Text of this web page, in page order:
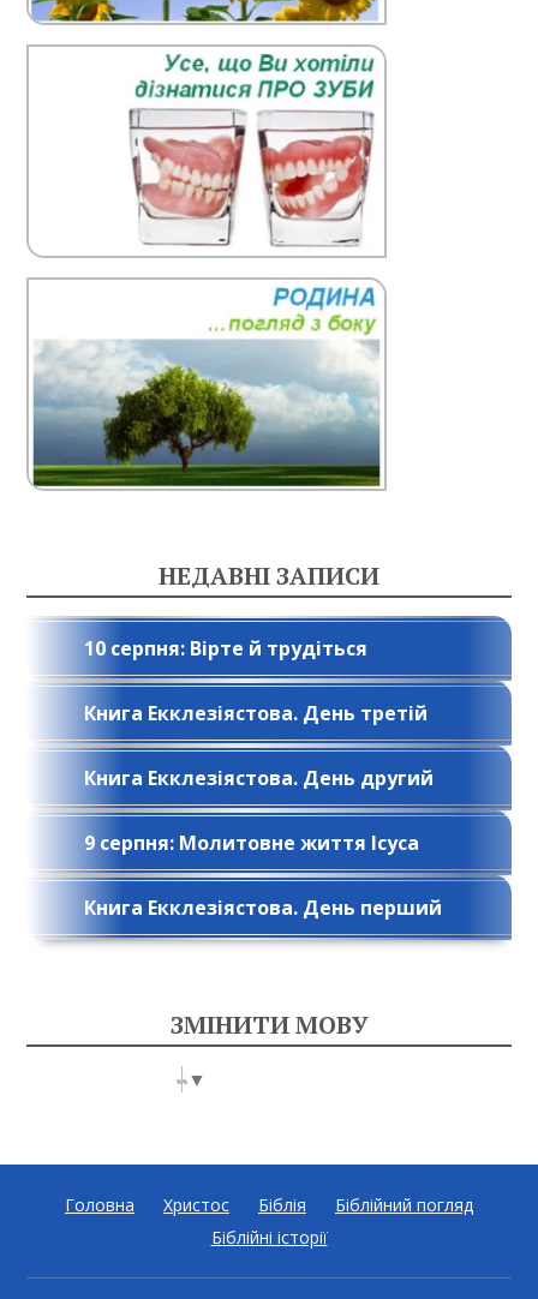
НЕДАВНІ ЗАПИСИ
10 серпня: Вірте й трудіться
Книга Екклезіястова. День третій
Книга Екклезіястова. День другий
9 серпня: Молитовне життя Ісуса
Книга Екклезіястова. День перший
ЗМІНИТИ МОВУ
Select Language ▼
Головна Христос Біблія
Біблійний погляд
Біблійні історії